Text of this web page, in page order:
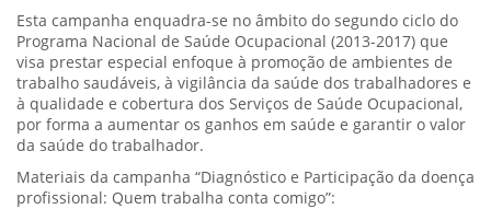
Esta campanha enquadra-se no âmbito do segundo ciclo do
Programa Nacional de Saúde Ocupacional (2013-2017) que
visa prestar especial enfoque à promoção de ambientes de
trabalho saudáveis, à vigilância da saúde dos trabalhadores e
à qualidade e cobertura dos Serviços de Saúde Ocupacional,
por forma a aumentar os ganhos em saúde e garantir o valor
da saúde do trabalhador.
Materiais da campanha “Diagnóstico e Participação da doença
profissional: Quem trabalha conta comigo”: